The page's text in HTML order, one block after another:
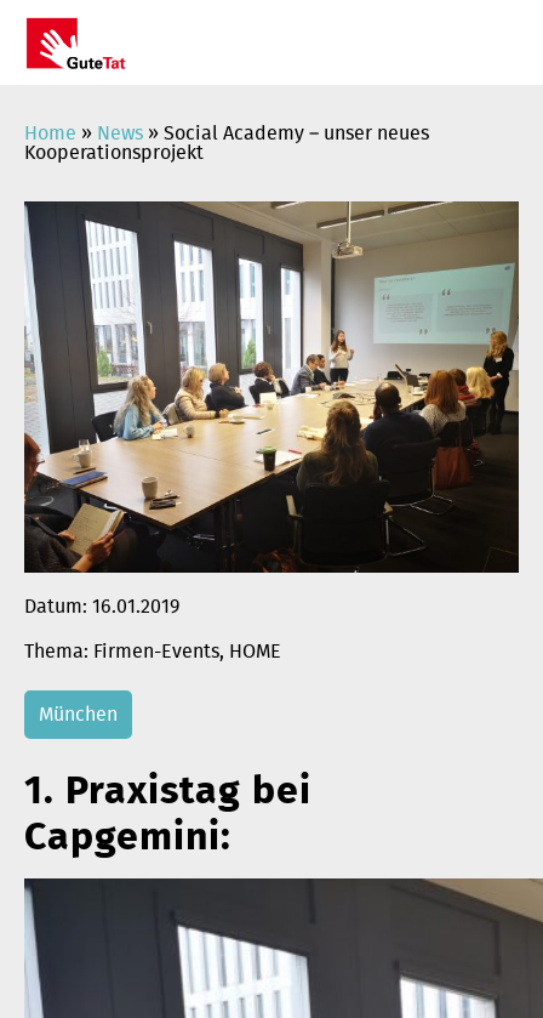
springen
Home » News » Social Academy – unser neues
Kooperationsprojekt
Datum: 16.01.2019
Firmen-Events, HOME
München
1. Praxistag bei
Capgemini: